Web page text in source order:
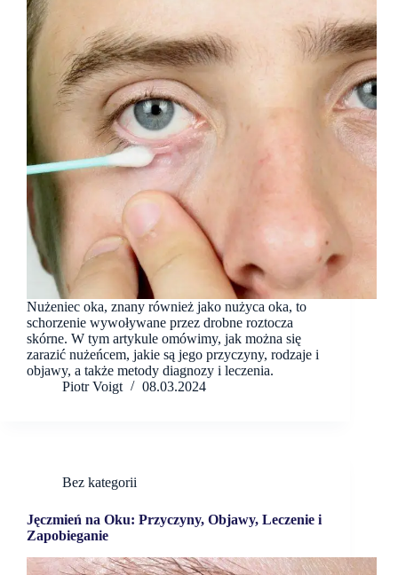
Nużeniec oka, znany również jako nużyca oka, to
schorzenie wywoływane przez drobne roztocza
skórne. W tym artykule omówimy, jak można się
zarazić nużeńcem, jakie są jego przyczyny, rodzaje i
objawy, a także metody diagnozy i leczenia.
Piotr Voigt
08.03.2024
Bez kategorii
Jęczmień na Oku: Przyczyny, Objawy, Leczenie i
Zapobieganie